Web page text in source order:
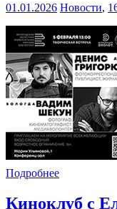
01.01.2026 Новости,
Подробнее
Киноклуб с